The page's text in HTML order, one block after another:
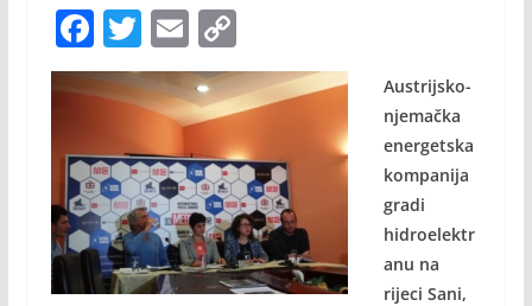
F
ac
e
b
o
o
k
T
w
itt
er
E
m
ai
l
C
o
p
y
Li
n
k
Austrijsko-
njemačka
energetska
kompanija
gradi
hidroelektr
anu na
rijeci Sani,